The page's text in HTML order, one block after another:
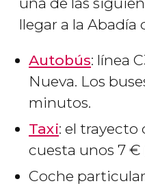
llegar a la Abadía
Autobús: línea
Nueva. Los
minutos.
Taxi: el trayecto
cuesta unos 7 €
Coche